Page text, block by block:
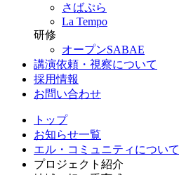
さばぷら
La Tempo
研修
オープンSABAE
講演依頼・視察について
採用情報
お問い合わせ
トップ
お知らせ一覧
エル・コミュニティについて
プロジェクト紹介